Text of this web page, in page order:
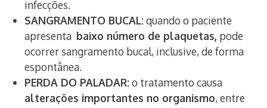
infecções.
SANGRAMENTO BUCAL:quando o paciente
apresenta baixo número de plaquetas, pode
ocorrer sangramento bucal, inclusive, de forma
espontânea.
PERDA DO PALADAR:o tratamento causa
alterações importantes no organismo, entre